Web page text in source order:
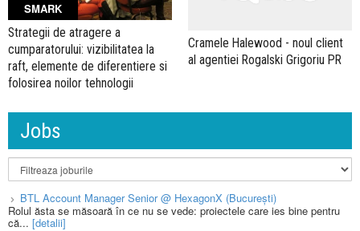
SMARK
Strategii de atragere a
cumparatorului: vizibilitatea la
raft, elemente de diferentiere si
folosirea noilor tehnologii
Cramele Halewood - noul client
al agentiei Rogalski Grigoriu PR
Jobs
BTL Account Manager Senior @ HexagonX (București)
Rolul ăsta se măsoară în ce nu se vede: proiectele care ies bine pentru
că... [detalii]